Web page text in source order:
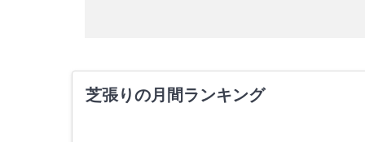
芝張りの月間ランキング